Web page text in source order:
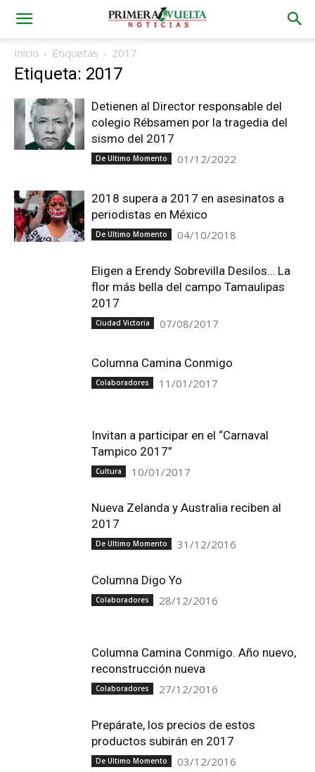
Inicio Etiquetas 2017
Etiqueta: 2017
Detienen al Director responsable del
colegio Rébsamen por la tragedia del
sismo del 2017
De Ultimo Momento 01/12/2022
2018 supera a 2017 en asesinatos a
periodistas en México
De Ultimo Momento 04/10/2018
Eligen a Erendy Sobrevilla Desilos… La
flor más bella del campo Tamaulipas
2017
Ciudad Victoria 07/08/2017
Columna Camina Conmigo
Colaboradores 11/01/2017
Invitan a participar en el “Carnaval
Tampico 2017”
Cultura 10/01/2017
Nueva Zelanda y Australia reciben al
2017
De Ultimo Momento 31/12/2016
Columna Digo Yo
Colaboradores 28/12/2016
Columna Camina Conmigo. Año nuevo,
reconstrucción nueva
Colaboradores 27/12/2016
Prepárate, los precios de estos
productos subirán en 2017
De Ultimo Momento 03/12/2016